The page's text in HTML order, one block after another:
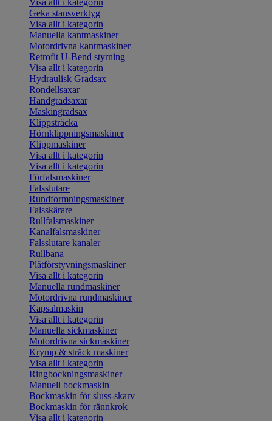
Visa allt i kategorin
Geka stansverktyg
Visa allt i kategorin
Manuella kantmaskiner
Motordrivna kantmaskiner
Retrofit U-Bend styrning
Visa allt i kategorin
Hydraulisk Gradsax
Rondellsaxar
Handgradsaxar
Maskingradsax
Klippsträcka
Hörnklippningsmaskiner
Klippmaskiner
Visa allt i kategorin
Visa allt i kategorin
Förfalsmaskiner
Falsslutare
Rundformningsmaskiner
Falsskärare
Rullfalsmaskiner
Kanalfalsmaskiner
Falsslutare kanaler
Rullbana
Plåtförstyvningsmaskiner
Visa allt i kategorin
Manuella rundmaskiner
Motordrivna rundmaskiner
Kapsalmaskin
Visa allt i kategorin
Manuella sickmaskiner
Motordrivna sickmaskiner
Krymp & sträck maskiner
Visa allt i kategorin
Ringbockningsmaskiner
Manuell bockmaskin
Bockmaskin för sluss-skarv
Bockmaskin för rännkrok
Visa allt i kategorin